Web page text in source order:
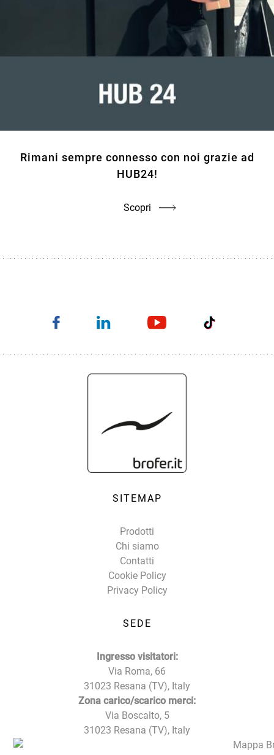
Rimani sempre connesso con noi grazie ad
HUB24!
Scopri
SITEMAP
Prodotti
Chi siamo
Contatti
Cookie Policy
Privacy Policy
SEDE
Ingresso visitatori:
Via Roma, 66
31023 Resana (TV), Italy
Zona carico/scarico merci:
Via Boscalto, 5
31023 Resana (TV), Italy